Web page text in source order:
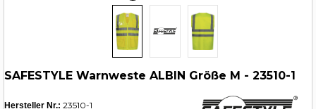
SAFESTYLE Warnweste ALBIN Größe M - 23510-1
Hersteller Nr.: 23510-1